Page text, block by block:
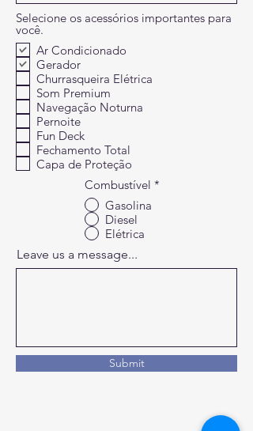
Selecione os acessórios importantes para
você.
Ar Condicionado
Gerador
Churrasqueira Elétrica
Som Premium
Navegação Noturna
Pernoite
Fun Deck
Fechamento Total
Capa de Proteção
Combustível *
Gasolina
Diesel
Elétrica
Leave us a message...
Submit